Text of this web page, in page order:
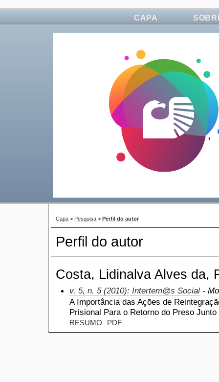
CAPA
Capa > Pesquisa > Perfil do autor
Perfil do autor
Costa, Lidinalva Alves da,
v. 5, n. 5 (2010): Intertem@s Social -
A Importância das Ações de
Prisional Para o Retorno do Preso Junto
RESUMO PDF